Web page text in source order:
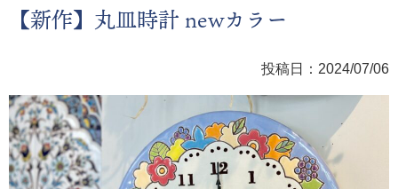
【新作】丸皿時計 newカラー
投稿日：2024/07/06